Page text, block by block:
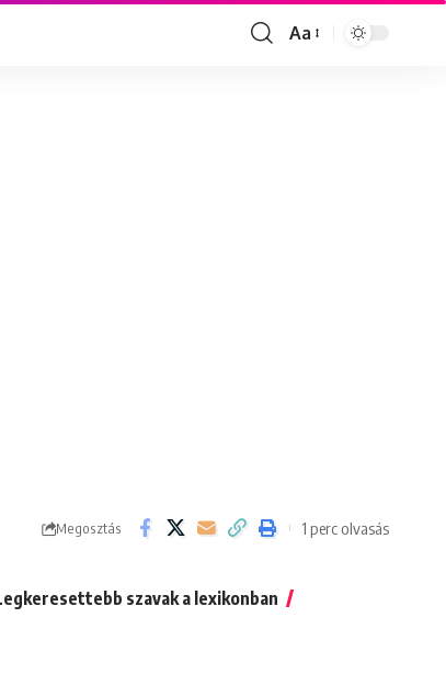
Font
Aa
Megosztás 1 perc olvasás
szavak a lexikonban